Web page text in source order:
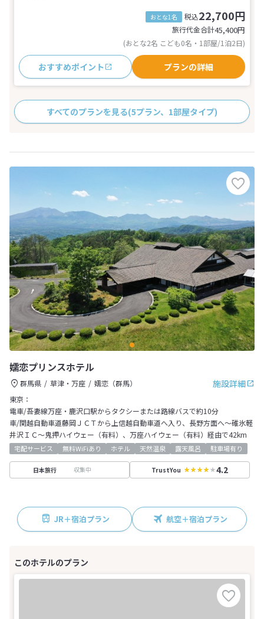
おとな1名 税込22,700円
旅行代金合計45,400円
(おとな2名 こども0名・1部屋/1泊2日)
おすすめポイント プランの詳細
すべてのプランを見る(5プラン、1部屋タイプ)
嬬恋プリンスホテル
施設詳細
群馬県 草津・万座
嬬恋（群馬）
東京：
電車/吾妻線万座・鹿沢口駅からタクシーまたは路線バスで約10分
車/関越自動車道藤岡ＪＣＴから上信越自動車道へ入り、長野方面へ～碓氷軽
井沢ＩＣ～鬼押ハイウェー（有料）、万座ハイウェー（有料）経由で42km
宅配サービス 無料WiFiあり ホテル 天然温泉 露天風呂 駐車場有り
日本旅行 収集中 TrustYou 4.2
JR＋宿泊プラン 航空＋宿泊プラン